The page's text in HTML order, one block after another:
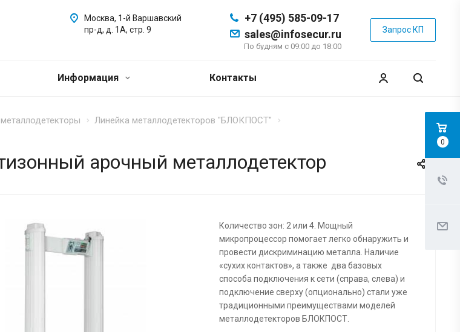
+7 (495) 585-09-17
sales@infosecur.ru
По будням с 09:00 до 18:00
Запрос КП
Москва, 1-й Варшавский
пр-д, д. 1А, стр. 9
Информация Контакты
Линейка металлодетекторов "БЛОКПОСТ"
арочный металлодетектор
Количество зон: 2 или 4. Мощный
микропроцессор помогает легко обнаружить и
провести дискриминацию металла. Наличие
«сухих контактов», а также два базовых
способа подключения к сети (справа, слева) и
подключение сверху (опционально) стали уже
традиционными преимуществами моделей
металлодетекторов БЛОКПОСТ.
0